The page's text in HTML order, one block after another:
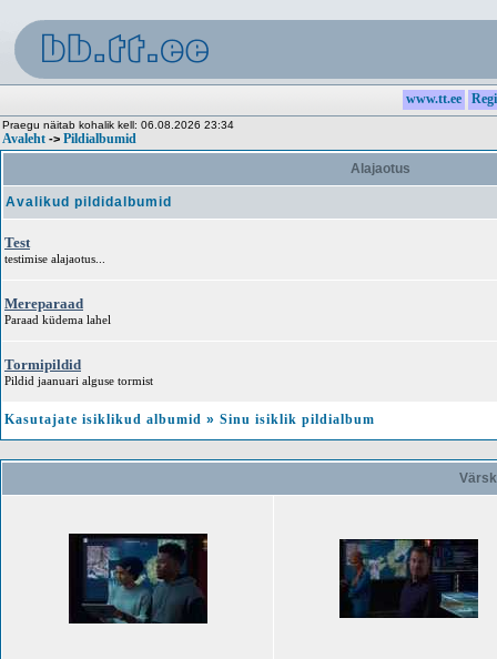
www.tt.ee
Praegu näitab kohalik kell: 06.08.2026 23:34
Avaleht -> Pildialbumid
Alajaotus
Avalikud pildidalbumid
Test
testimise alajaotus...
Mereparaad
Paraad küdema lahel
Tormipildid
Pildid jaanuari alguse tormist
Kasutajate isiklikud albumid » Sinu isiklik pildialbum